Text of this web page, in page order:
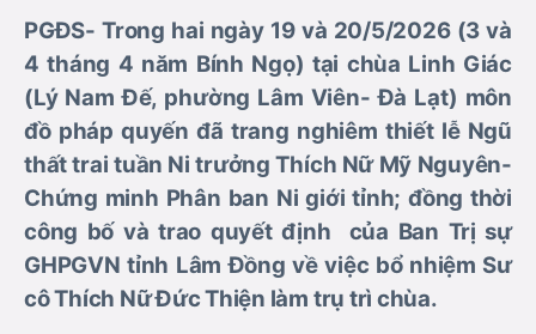
PGĐS- Trong hai ngày 19 và 20/5/2026 (3 và
4 tháng 4 năm Bính Ngọ) tại chùa Linh Giác
(Lý Nam Đế, phường Lâm Viên- Đà Lạt) môn
đồ pháp quyến đã trang nghiêm thiết lễ Ngũ
thất trai tuần Ni trưởng Thích Nữ Mỹ Nguyên-
Chứng minh Phân ban Ni giới tỉnh; đồng thời
công bố và trao quyết định của Ban Trị sự
GHPGVN tỉnh Lâm Đồng về việc bổ nhiệm Sư
cô Thích Nữ Đức Thiện làm trụ trì chùa.